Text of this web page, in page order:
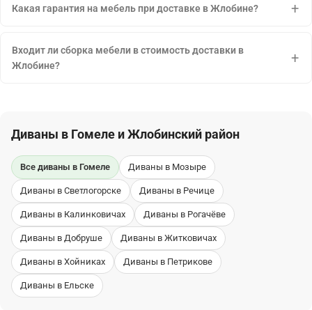
Какая гарантия на мебель при доставке в Жлобине?
Входит ли сборка мебели в стоимость доставки в
Жлобине?
Диваны в Гомеле и Жлобинский район
Все диваны в Гомеле Диваны в Мозыре
Диваны в Светлогорске Диваны в Речице
Диваны в Калинковичах Диваны в Рогачёве
Диваны в Добруше Диваны в Житковичах
Диваны в Хойниках Диваны в Петрикове
Диваны в Ельске